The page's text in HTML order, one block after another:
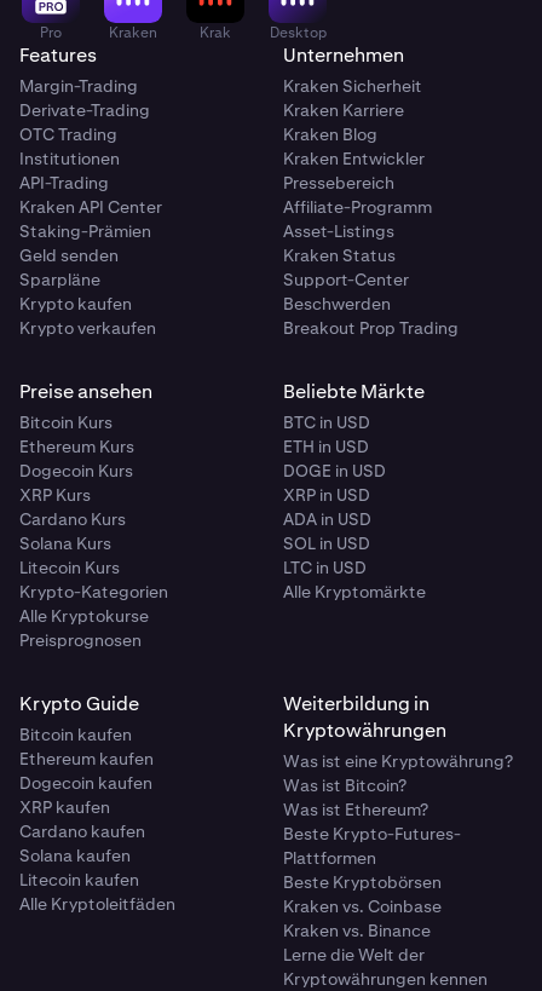
Pro Kraken Krak Desktop
Features
Margin-Trading
Derivate-Trading
OTC Trading
Institutionen
API-Trading
Kraken API Center
Staking-Prämien
Geld senden
Sparpläne
Krypto kaufen
Krypto verkaufen
Unternehmen
Kraken Sicherheit
Kraken Karriere
Kraken Blog
Kraken Entwickler
Pressebereich
Affiliate-Programm
Asset-Listings
Kraken Status
Support-Center
Beschwerden
Breakout Prop Trading
Preise ansehen
Bitcoin Kurs
Ethereum Kurs
Dogecoin Kurs
XRP Kurs
Cardano Kurs
Solana Kurs
Litecoin Kurs
Krypto-Kategorien
Alle Kryptokurse
Preisprognosen
Beliebte Märkte
BTC in USD
ETH in USD
DOGE in USD
XRP in USD
ADA in USD
SOL in USD
LTC in USD
Alle Kryptomärkte
Krypto Guide
Bitcoin kaufen
Ethereum kaufen
Dogecoin kaufen
XRP kaufen
Cardano kaufen
Solana kaufen
Litecoin kaufen
Alle Kryptoleitfäden
Weiterbildung in
Kryptowährungen
Was ist eine Kryptowährung?
Was ist Bitcoin?
Was ist Ethereum?
Beste Krypto-Futures-
Plattformen
Beste Kryptobörsen
Kraken vs. Coinbase
Kraken vs. Binance
Lerne die Welt der
Kryptowährungen kennen